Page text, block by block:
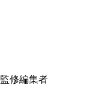
監修編集者